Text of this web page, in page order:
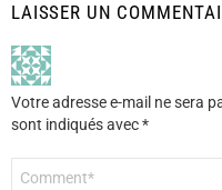
LAISSER UN
Votre adresse e-mail ne sera
sont indiqués avec*